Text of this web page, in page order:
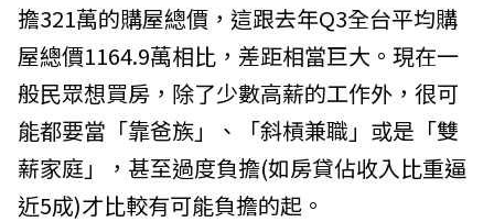
擔321萬的購屋總價，這跟去年Q3全台平均購
屋總價1164.9萬相比，差距相當巨大。現在一
般民眾想買房，除了少數高薪的工作外，很可
能都要當「靠爸族」、「斜槓兼職」或是「雙
薪家庭」，甚至過度負擔(如房貸佔收入比重逼
近5成)才比較有可能負擔的起。